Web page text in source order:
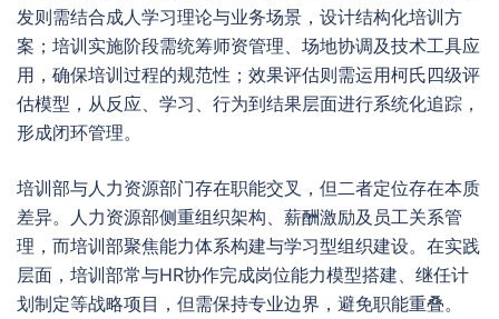
发则需结合成人学习理论与业务场景，设计结构化培训方
案；培训实施阶段需统筹师资管理、场地协调及技术工具应
用，确保培训过程的规范性；效果评估则需运用柯氏四级评
估模型，从反应、学习、行为到结果层面进行系统化追踪，
形成闭环管理。
培训部与人力资源部门存在职能交叉，但二者定位存在本质
差异。人力资源部侧重组织架构、薪酬激励及员工关系管
理，而培训部聚焦能力体系构建与学习型组织建设。在实践
层面，培训部常与HR协作完成岗位能力模型搭建、继任计
划制定等战略项目，但需保持专业边界，避免职能重叠。